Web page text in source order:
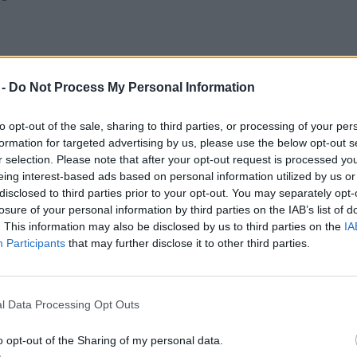
Do Not Process My Personal Information
opt-out of the sale, sharing to third parties, or processing of your
for targeted advertising by us, please use the below opt-out
selection. Please note that after your opt-out request is processed
interest-based ads based on personal information utilized by us
to third parties prior to your opt-out. You may separately
of your personal information by third parties on the IAB’s list of
This information may also be disclosed by us to third parties on the
Participants that may further disclose it to other third parties.
Data Processing Opt Outs
opt-out of the Sharing of my personal data.
szerint Európa más országaiban is
Németország, Észak-
2100-ra víz alá kerül – állítja a
óta gyorsul. A brit székhelyű Royal
az átlagos emelkedés mértéke
gázok